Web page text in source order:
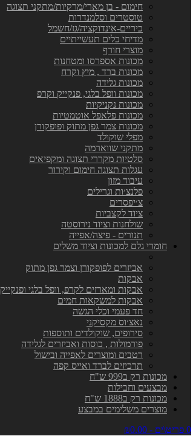
חימום - בן מארי/מרקיות/מתקני תצוגה
טוסטרים וסלמנדרות
כיריים-אינדוקציה/גז/חשמל
מדיחי כלים תעשייתיים
מוצרי חורף
מכונות אספרסו ומטחנות
מכונות ברד , מיץ וקרח
מכונות גלידה
מכונות וופל בלגי, פנקייק וקרפ
מכונות נקניקיות
מכונות פלאפל אוטמטיות
מכונות צמר גפן מתוק ופופקורן
מפלי שוקולד
מתקני שווארמה
סלטיות מקררי תצוגה ומקפיאים
עגלות תצוגה חימום וקירור
עיבוד מזון
פלנצ׳ות וגרילים
צ׳יפסרים
ציוד לקצביות
שולחנות וציוד נירוסטה
תנורים - פיצה/אפייה
חומרי גלם למכונות וציוד משלים
אביזרים לפופקורן וצמר גפן מתוק
אבקות
אבקות ומארזים לקרפ, וופל בלגי ופנקייק
אבקות למשקאות חמים
חד פעמי וכלי הגשה
נאצ׳וס מקסיקני
סירופים, שוקולדים ותוספות
פורמולות , כוסות ואביזרים לגלידה
רטבים ומוצרים לאפייה ובישול
תרכיזים לברד ואייס קפה
מכונות רק ב999 ש"ח
מבצעים וחבילות
מכונות רק ב1888 ש"ח
מוצרים משלימים במבצע
0 פריט\ים - ₪0.00